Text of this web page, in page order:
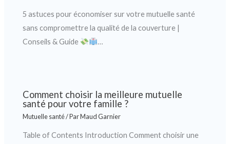
5 astuces pour économiser sur votre mutuelle santé
sans compromettre la qualité de la couverture |
Conseils & Guide
…
Comment choisir la meilleure mutuelle
santé pour votre famille ?
Mutuelle santé/ ParMaud Garnier
Table of Contents Introduction Comment choisir une